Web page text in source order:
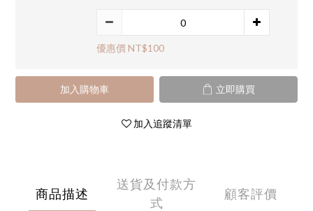
優惠價 NT$100
加入購物車 立即購買
加入追蹤清單
商品描述
送貨及付款方
式
顧客評價